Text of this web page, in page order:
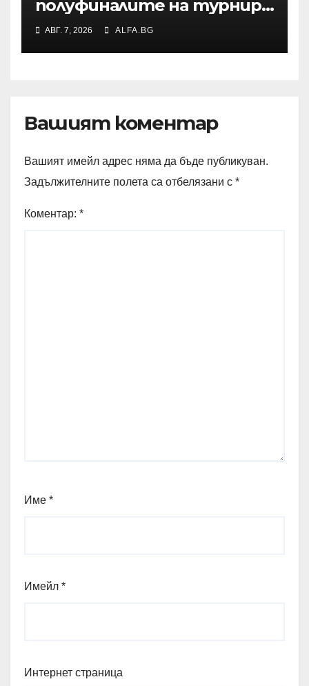
полуфиналите на турнир
по тенис УТА 125 във
Варшава, ще запише ново
рекордно класиране в
АВГ. 7, 2026 ALFA.BG
Вашият коментар
Вашият имейл адрес няма да бъде публикуван.
Задължителните полета са отбелязани с *
Коментар: *
Име *
Имейл *
Интернет страница